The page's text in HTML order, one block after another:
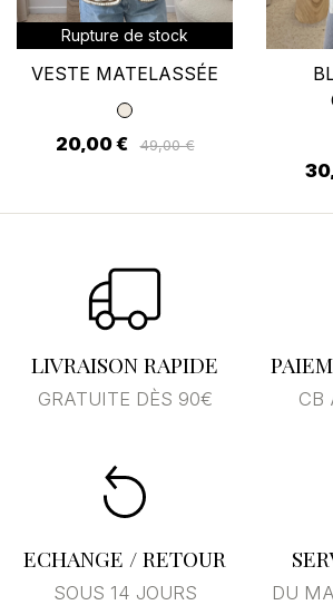
Rupture de stock
VESTE MATELASSÉE
20,00 € 49,00 €
LIVRAISON RAPIDE
GRATUITE DÈS 90€ CB
ECHANGE / RETOUR
SOUS 14 JOURS DU